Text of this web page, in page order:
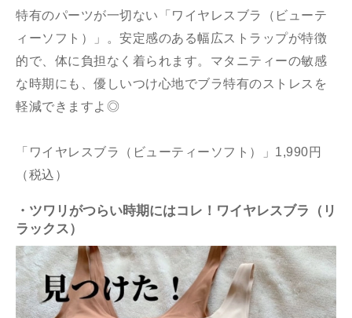
特有のパーツが一切ない「ワイヤレスブラ（ビューテ
ィーソフト）」。安定感のある幅広ストラップが特徴
的で、体に負担なく着られます。マタニティーの敏感
な時期にも、優しいつけ心地でブラ特有のストレスを
軽減できますよ◎
「ワイヤレスブラ（ビューティーソフト）」1,990円
（税込）
・ツワリがつらい時期にはコレ！ワイヤレスブラ（リ
ラックス）